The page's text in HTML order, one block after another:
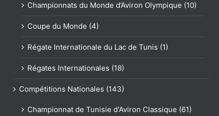
Championnats du Monde d’Aviron Olympique (10)
Coupe du Monde (4)
Régate Internationale du Lac de Tunis (1)
Régates Internationales (18)
Compétitions Nationales (143)
Championnat de Tunisie d'Aviron Classique (61)